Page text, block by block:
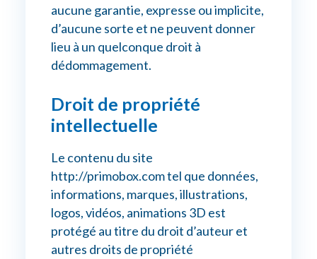
aucune garantie, expresse ou implicite,
d’aucune sorte et ne peuvent donner
lieu à un quelconque droit à
dédommagement.
Droit de propriété
intellectuelle
Le contenu du site
http://primobox.com tel que données,
informations, marques, illustrations,
logos, vidéos, animations 3D est
protégé au titre du droit d’auteur et
autres droits de propriété